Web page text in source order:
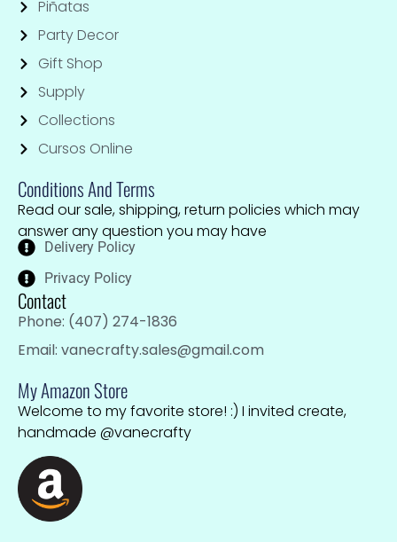
Piñatas
Party Decor
Gift Shop
Supply
Collections
Cursos Online
Conditions And Terms
Read our sale, shipping, return policies which may
answer any question you may have
Delivery Policy
Privacy Policy
Contact
Phone: (407) 274-1836
Email: vanecrafty.sales@gmail.com
My Amazon Store
Welcome to my favorite store! :) I invited create,
handmade @vanecrafty